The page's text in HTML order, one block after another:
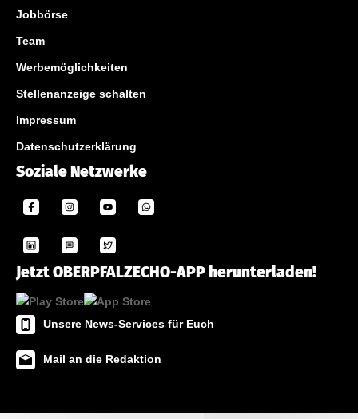
Jobbörse
Team
Werbemöglichkeiten
Stellenanzeige schalten
Impressum
Datenschutzerklärung
Soziale Netzwerke
Jetzt OBERPFALZECHO-APP herunterladen!
Unsere News-Services für Euch
Mail an die Redaktion